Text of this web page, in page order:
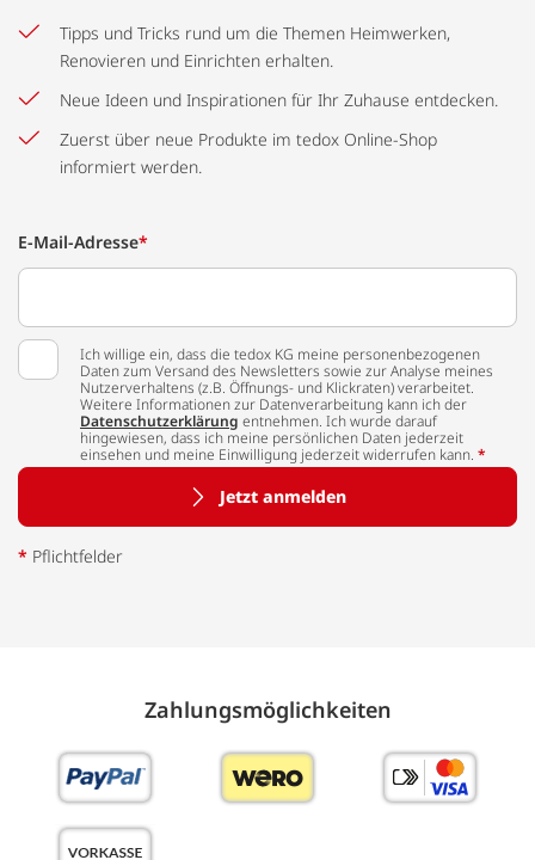
Tipps und Tricks rund um die Themen Heimwerken,
Renovieren und Einrichten erhalten.
Neue Ideen und Inspirationen für Ihr Zuhause entdecken.
Zuerst über neue Produkte im tedox Online-Shop
informiert werden.
E-Mail-Adresse*
Ich willige ein, dass die tedox KG meine personenbezogenen
Daten zum Versand des Newsletters sowie zur Analyse meines
Nutzerverhaltens (z.B. Öffnungs- und Klickraten) verarbeitet.
Weitere Informationen zur Datenverarbeitung kann ich der
Datenschutzerklärung entnehmen. Ich wurde darauf
hingewiesen, dass ich meine persönlichen Daten jederzeit
einsehen und meine Einwilligung jederzeit widerrufen kann. *
Jetzt anmelden
* Pflichtfelder
Zahlungs­möglich­keiten